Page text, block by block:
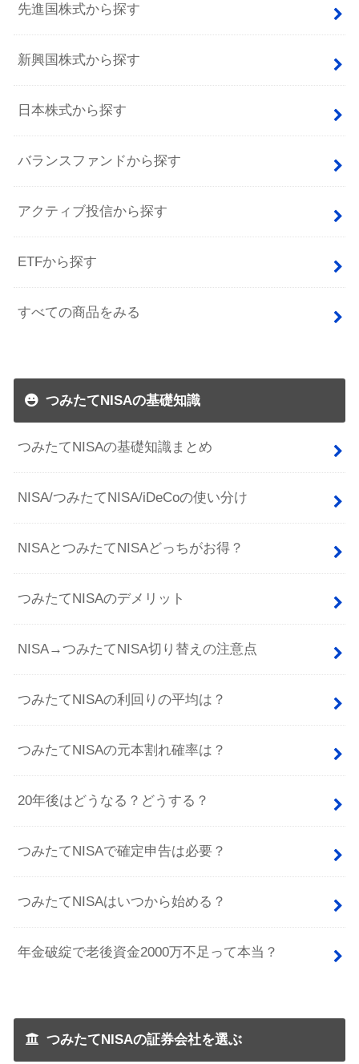
先進国株式から探す
新興国株式から探す
日本株式から探す
バランスファンドから探す
アクティブ投信から探す
ETFから探す
すべての商品をみる
つみたてNISAの基礎知識
つみたてNISAの基礎知識まとめ
NISA/つみたてNISA/iDeCoの使い分け
NISAとつみたてNISAどっちがお得？
つみたてNISAのデメリット
NISA→つみたてNISA切り替えの注意点
つみたてNISAの利回りの平均は？
つみたてNISAの元本割れ確率は？
20年後はどうなる？どうする？
つみたてNISAで確定申告は必要？
つみたてNISAはいつから始める？
年金破綻で老後資金2000万不足って本当？
つみたてNISAの証券会社を選ぶ